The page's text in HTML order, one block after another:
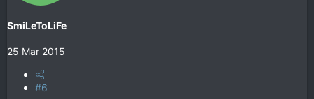
SmiLeToLiFe
25 Mar 2015
#6